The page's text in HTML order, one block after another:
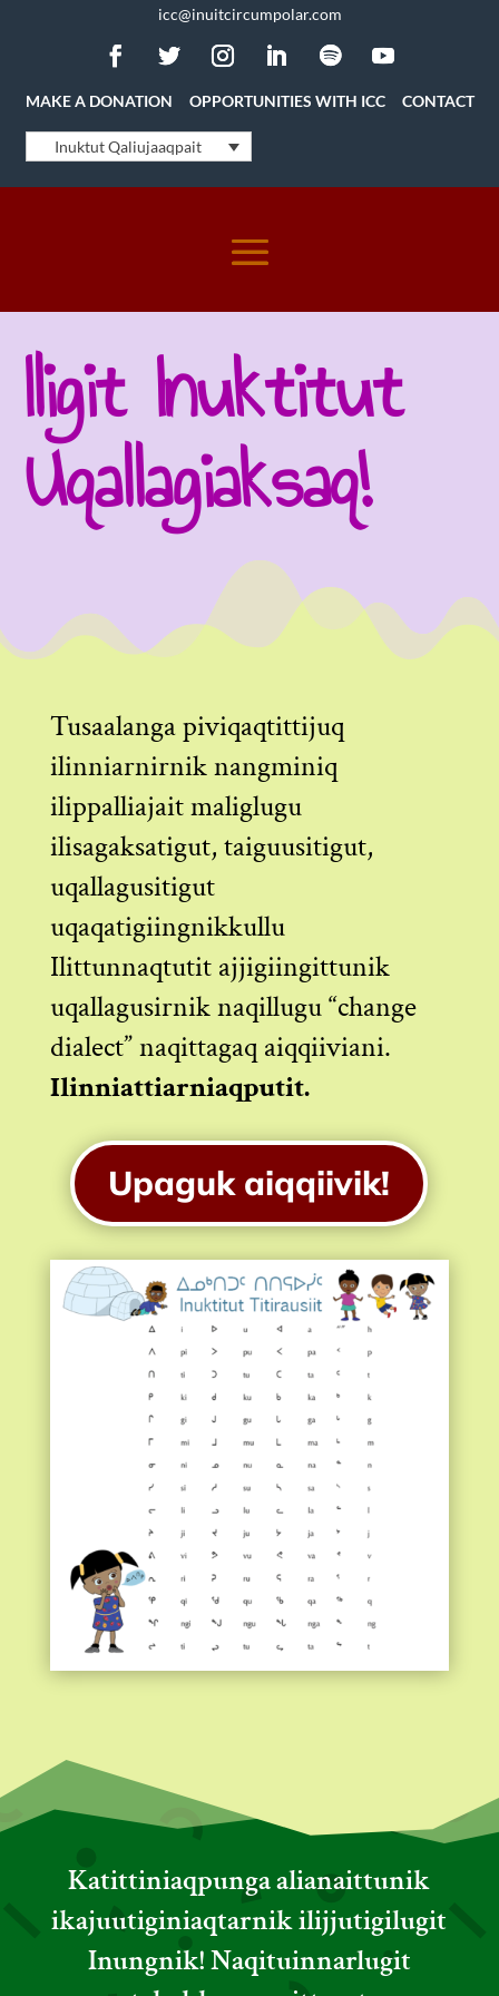
icc@inuitcircumpolar.com
MAKE A DONATION OPPORTUNITIES WITH ICC CONTACT
Inuktut Qaliujaaqpait
Iligit Inuktitut
Uqallagiaksaq!
Tusaalanga piviqaqtittijuq
ilinniarnirnik nangminiq
ilippalliajait maliglugu
ilisagaksatigut, taiguusitigut,
uqallagusitigut
uqaqatigiingnikkullu
Ilittunnaqtutit ajjigiingittunik
uqallagusirnik naqillugu “change
dialect” naqittagaq aiqqiiviani.
Ilinniattiarniaqputit.
Upaguk aiqqiivik!
Katittiniaqpunga alianaittunik
ikajuutiginiaqtarnik ilijjutigilugit
Inungnik! Naqituinnarlugit